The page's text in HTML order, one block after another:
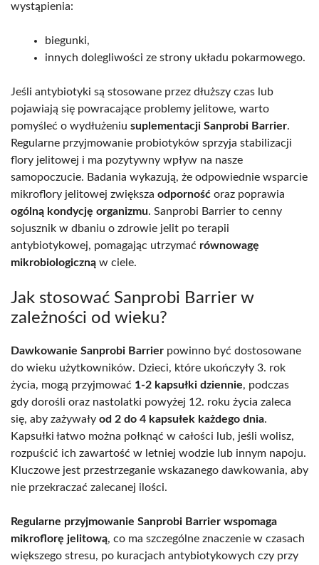
wystąpienia:
biegunki,
innych dolegliwości ze strony układu pokarmowego.
Jeśli antybiotyki są stosowane przez dłuższy czas lub
pojawiają się powracające problemy jelitowe, warto
pomyśleć o wydłużeniu suplementacji Sanprobi Barrier.
Regularne przyjmowanie probiotyków sprzyja stabilizacji
flory jelitowej i ma pozytywny wpływ na nasze
samopoczucie. Badania wykazują, że odpowiednie wsparcie
mikroflory jelitowej zwiększa odporność oraz poprawia
ogólną kondycję organizmu. Sanprobi Barrier to cenny
sojusznik w dbaniu o zdrowie jelit po terapii
antybiotykowej, pomagając utrzymać równowagę
mikrobiologiczną w ciele.
Jak stosować Sanprobi Barrier w
zależności od wieku?
Dawkowanie Sanprobi Barrier powinno być dostosowane
do wieku użytkowników. Dzieci, które ukończyły 3. rok
życia, mogą przyjmować 1-2 kapsułki dziennie, podczas
gdy dorośli oraz nastolatki powyżej 12. roku życia zaleca
się, aby zażywały od 2 do 4 kapsułek każdego dnia.
Kapsułki łatwo można połknąć w całości lub, jeśli wolisz,
rozpuścić ich zawartość w letniej wodzie lub innym napoju.
Kluczowe jest przestrzeganie wskazanego dawkowania, aby
nie przekraczać zalecanej ilości.
Regularne przyjmowanie Sanprobi Barrier wspomaga
mikroflorę jelitową, co ma szczególne znaczenie w czasach
większego stresu, po kuracjach antybiotykowych czy przy